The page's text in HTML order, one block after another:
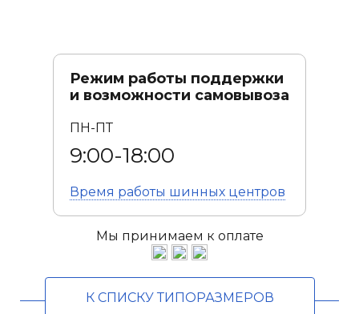
Режим работы поддержки
и возможности самовывоза
ПН-ПТ
9:00-18:00
Время работы шинных центров
Мы принимаем к оплате
К СПИСКУ ТИПОРАЗМЕРОВ